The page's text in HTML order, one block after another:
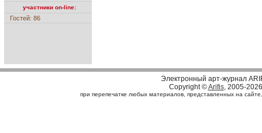
участники on-line:
Гостей: 86
Электронный арт-журнал
Copyright ©Arifis, 2005-2026
при перепечатке любых материалов, представленных на